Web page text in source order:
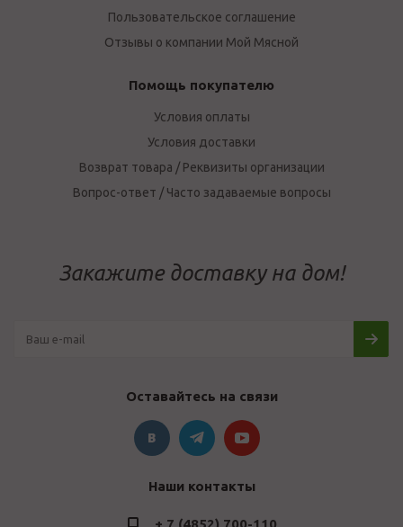
Пользовательское соглашение
Отзывы о компании Мой Мясной
Помощь покупателю
Условия оплаты
Условия доставки
Возврат товара / Реквизиты организации
Вопрос-ответ / Часто задаваемые вопросы
Закажите доставку на дом!
Оставайтесь на связи
Наши контакты
+ 7 (4852) 700-110